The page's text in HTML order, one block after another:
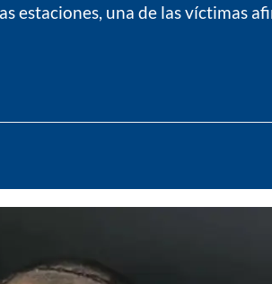
estaciones, una de las víctimas